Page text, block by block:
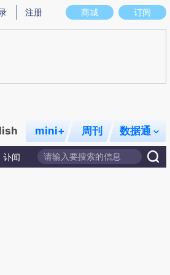
意图存在偏差。不代表财新观点和立场。推荐
商城 订阅
注册
mini+ 周刊 数据通
讣闻